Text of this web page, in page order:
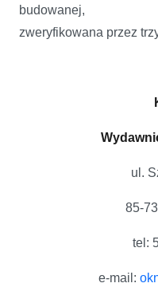
budowanej,
zweryfikowana przez
ul.
85-
tel:
e-mail: